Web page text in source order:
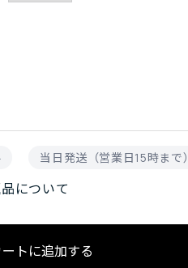
当日発送（営業日15時まで）
について
ートに追加する